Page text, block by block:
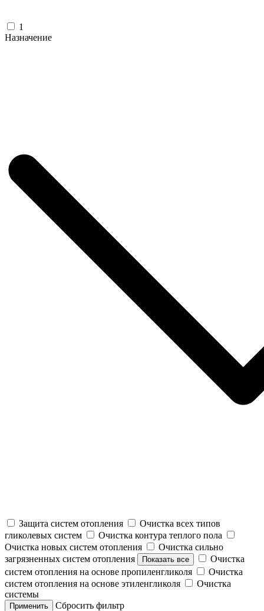
1
Назначение
Защита систем отопления
Очистка всех типов
гликолевых систем
Очистка контура теплого пола
Очистка новых систем отопления
Очистка сильно
загрязненных систем отопления
Показать все
Очистка
систем отопления на основе пропиленгликоля
Очистка
систем отопления на основе этиленгликоля
Очистка
системы
Применить
Сбросить фильтр